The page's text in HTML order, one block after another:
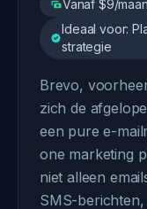
Vanaf $9/
Ideaal voor:
strategie
Brevo,
zich de
een pure e-
one marketing
niet alleen
SMS-